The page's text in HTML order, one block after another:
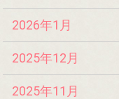
2026年1月
2025年12月
2025年11月